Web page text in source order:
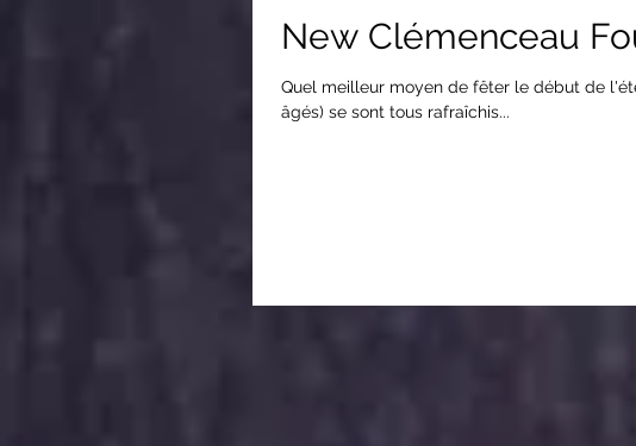
New Clémenceau
Quel meilleur moyen de fêter le début de
âgés) se sont tous rafraîchis...